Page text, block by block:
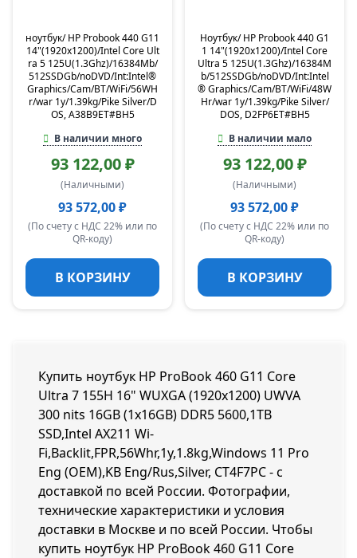
ноутбук/ HP Probook 440 G11
14"(1920x1200)/Intel Core Ult
ra 5 125U(1.3Ghz)/16384Mb/
512SSDGb/noDVD/Int:Intel®
Graphics/Cam/BT/WiFi/56WH
r/war 1y/1.39kg/Pike Silver/D
OS, A38B9ET#BH5
В наличии много
93 122,00 ₽
(Наличными)
93 572,00 ₽
(По счету с НДС 22% или по
QR-коду)
В КОРЗИНУ
Ноутбук/ HP Probook 440 G1
1 14"(1920x1200)/Intel Core
Ultra 5 125U(1.3Ghz)/16384M
b/512SSDGb/noDVD/Int:Intel
® Graphics/Cam/BT/WiFi/48W
Hr/war 1y/1.39kg/Pike Silver/
DOS, D2FP6ET#BH5
В наличии мало
93 122,00 ₽
(Наличными)
93 572,00 ₽
(По счету с НДС 22% или по
QR-коду)
В КОРЗИНУ
Купить ноутбук HP ProBook 460 G11 Core
Ultra 7 155H 16" WUXGA (1920x1200) UWVA
300 nits 16GB (1x16GB) DDR5 5600,1TB
SSD,Intel AX211 Wi-
Fi,Backlit,FPR,56Whr,1y,1.8kg,Windows 11 Pro
Eng (OEM),KB Eng/Rus,Silver, CT4F7PC - с
доставкой по всей России. Фотографии,
технические характеристики и условия
доставки в Москве и по всей России. Чтобы
купить ноутбук HP ProBook 460 G11 Core